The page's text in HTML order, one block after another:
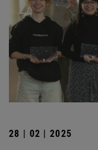
28 | 02 | 2025